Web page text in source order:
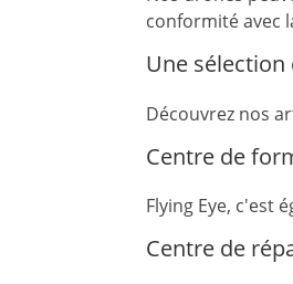
conformité avec
Une
Découvrez nos
Centre de
Flying Eye, c'est
Centre de